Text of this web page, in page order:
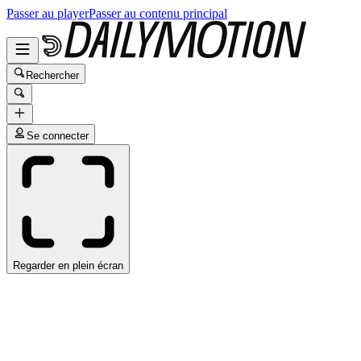
Passer au playerPasser au contenu principal
Rechercher
Se connecter
Regarder en plein écran